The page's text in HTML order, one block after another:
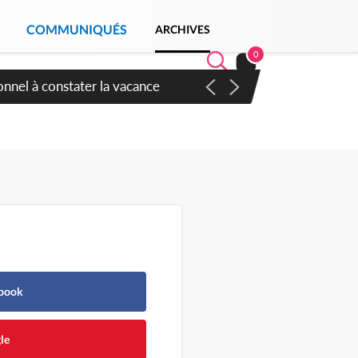
COMMUNIQUÉS ARCHIVES
0